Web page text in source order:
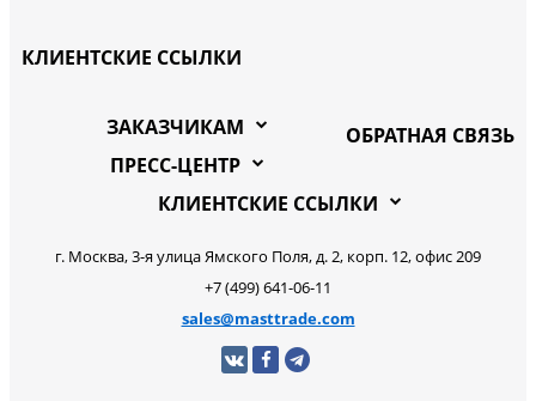
КЛИЕНТСКИЕ ССЫЛКИ
ОБРАТНАЯ СВЯЗЬ
ЗАКАЗЧИКАМ
ПРЕСС-ЦЕНТР
КЛИЕНТСКИЕ ССЫЛКИ
г. Москва, 3-я улица Ямского Поля, д. 2, корп. 12, офис 209
+7 (499) 641-06-11
sales@masttrade.com